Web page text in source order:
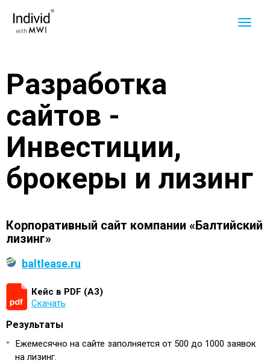
Разработка
сайтов -
Инвестиции,
брокеры и лизинг
Корпоративный сайт компании «Балтийский
лизинг»
baltlease.ru
Кейс в PDF (А3)
Скачать
Результаты
Ежемесячно на сайте заполняется от 500 до 1000 заявок
на лизинг.